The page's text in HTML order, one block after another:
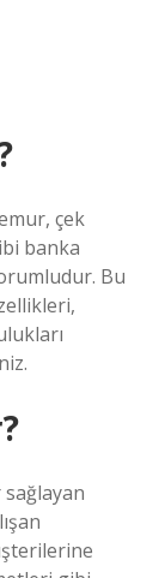
çek
banka
Bu